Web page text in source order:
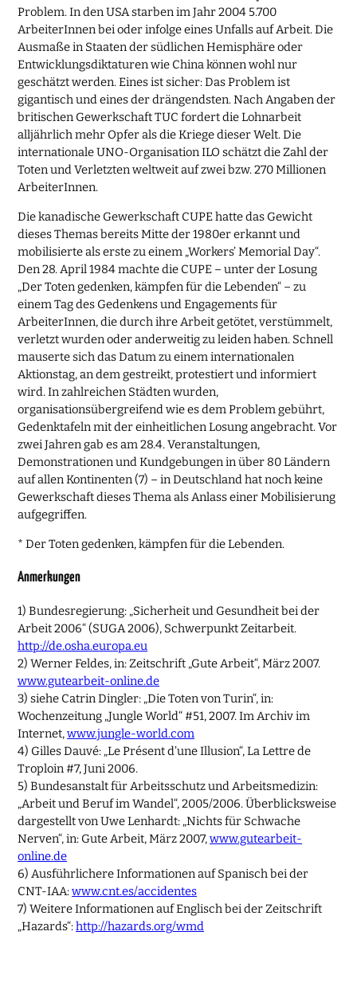
Problem. In den USA starben im Jahr 2004 5.700
ArbeiterInnen bei oder infolge eines Unfalls auf Arbeit. Die
Ausmaße in Staaten der südlichen Hemisphäre oder
Entwicklungsdiktaturen wie China können wohl nur
geschätzt werden. Eines ist sicher: Das Problem ist
gigantisch und eines der drängendsten. Nach Angaben der
britischen Gewerkschaft TUC fordert die Lohnarbeit
alljährlich mehr Opfer als die Kriege dieser Welt. Die
internationale UNO-Organisation ILO schätzt die Zahl der
Toten und Verletzten weltweit auf zwei bzw. 270 Millionen
ArbeiterInnen.
Die kanadische Gewerkschaft CUPE hatte das Gewicht
dieses Themas bereits Mitte der 1980er erkannt und
mobilisierte als erste zu einem „Workers’ Memorial Day“.
Den 28. April 1984 machte die CUPE – unter der Losung
„Der Toten gedenken, kämpfen für die Lebenden“ – zu
einem Tag des Gedenkens und Engagements für
ArbeiterInnen, die durch ihre Arbeit getötet, verstümmelt,
verletzt wurden oder anderweitig zu leiden haben. Schnell
mauserte sich das Datum zu einem internationalen
Aktionstag, an dem gestreikt, protestiert und informiert
wird. In zahlreichen Städten wurden,
organisationsübergreifend wie es dem Problem gebührt,
Gedenktafeln mit der einheitlichen Losung angebracht. Vor
zwei Jahren gab es am 28.4. Veranstaltungen,
Demonstrationen und Kundgebungen in über 80 Ländern
auf allen Kontinenten (7) – in Deutschland hat noch keine
Gewerkschaft dieses Thema als Anlass einer Mobilisierung
aufgegriffen.
* Der Toten gedenken, kämpfen für die Lebenden.
Anmerkungen
1) Bundesregierung: „Sicherheit und Gesundheit bei der
Arbeit 2006“ (SUGA 2006), Schwerpunkt Zeitarbeit.
http://de.osha.europa.eu
2) Werner Feldes, in: Zeitschrift „Gute Arbeit“, März 2007.
www.gutearbeit-online.de
3) siehe Catrin Dingler: „Die Toten von Turin“, in:
Wochenzeitung „Jungle World“ #51, 2007. Im Archiv im
Internet,www.jungle-world.com
4) Gilles Dauvé: „Le Présent d’une Illusion“, La Lettre de
Troploin #7, Juni 2006.
5) Bundesanstalt für Arbeitsschutz und Arbeitsmedizin:
„Arbeit und Beruf im Wandel“, 2005/2006. Überblicksweise
dargestellt von Uwe Lenhardt: „Nichts für Schwache
Nerven“, in: Gute Arbeit, März 2007,www.gutearbeit-
online.de
6) Ausführlichere Informationen auf Spanisch bei der
CNT-IAA:www.cnt.es/accidentes
7) Weitere Informationen auf Englisch bei der Zeitschrift
„Hazards“:http://hazards.org/wmd